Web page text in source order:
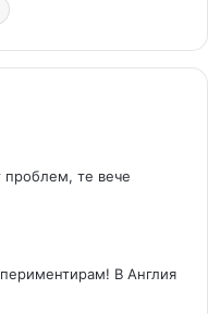
m
проблем, те вече
В Англия